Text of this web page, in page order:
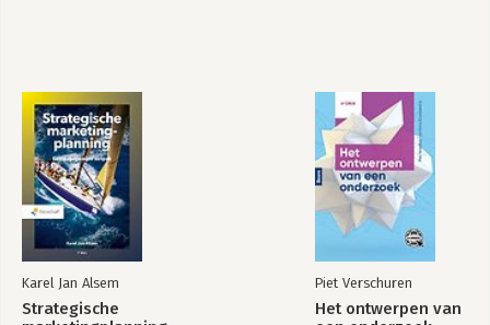
Karel Jan Alsem
Strategische
Piet Verschuren
Het ontwerpen van